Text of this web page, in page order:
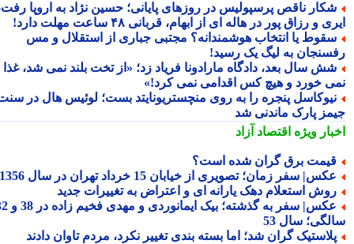
ناقص پرسپولیس در روزهای پایانی؛ حسین نژاد به اروپا رفت،
و رزاق پور در هاله ای از ابهام، قربانی ۴۸ ساعت مهلت دارد!
یا انتخاب هوشمندانه؟ مجتبی جباری از استقلال و مس
به لیگ یک رسید!
سال بعد، دادگاه مارادونا فریاد زد؛ «از تخت بلند نمی شد، غذا
خورد و هیچ کس اقدامی نمی کرد!»
پنجره را به روی منچستریونایتد بست؛ لوئیس هال در سنت
پارک ماندنی شد
ویژهاقتصاد آزاد
برق گران شده است؟
سفر زمان؛ تصویری از خیابان 15 خرداد تهران در سال 1356
استعلام دهک یارانه ای و اعتراض به تغییرات جدید
عکس| سفر به گذشته؛ بیک ایمانوردی و مهدی فخیم زاده در 38 و 32
سال 53
گران شد؛ اما بسته بندی تغییر نکرد، مردم تاوان دادند